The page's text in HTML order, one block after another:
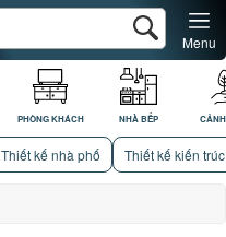
PHÒNG KHÁCH NHÀ BẾP
Menu
Thiết kế nhà phố Thiết kế kiến trúc